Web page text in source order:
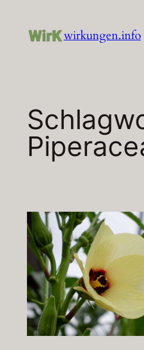
Inhalt
wirkungen.info